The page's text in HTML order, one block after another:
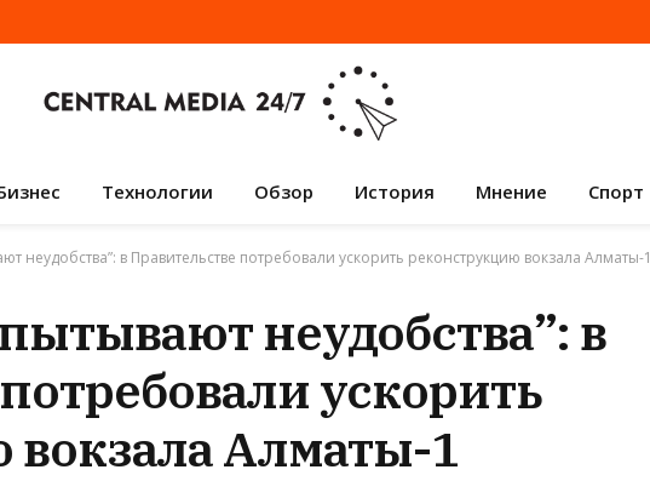
Технологии Обзор История Мнение Спорт
неудобства”: в Правительстве потребовали ускорить реконструкцию вокзала Алматы-1
неудобства”: в
ускорить
Алматы-1